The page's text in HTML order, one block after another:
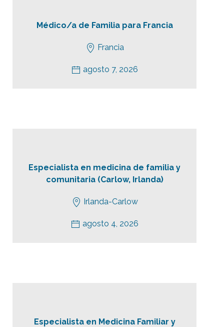
Médico/a de Familia para Francia
Francia
agosto 7, 2026
Especialista en medicina de familia y
comunitaria (Carlow, Irlanda)
Irlanda-Carlow
agosto 4, 2026
Especialista en Medicina Familiar y